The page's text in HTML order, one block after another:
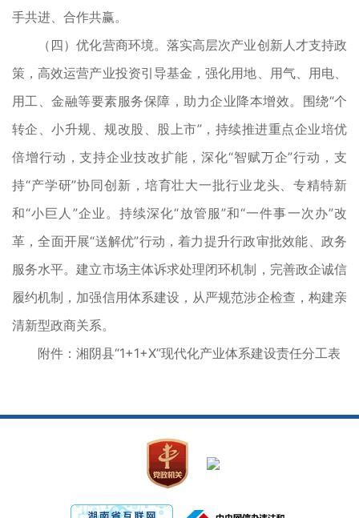
手共进、合作共赢。
（四）优化营商环境。落实高层次产业创新人才支持政
策，高效运营产业投资引导基金，强化用地、用气、用电、
用工、金融等要素服务保障，助力企业降本增效。围绕“个
转企、小升规、规改股、股上市”，持续推进重点企业培优
倍增行动，支持企业技改扩能，深化“智赋万企”行动，支
持“产学研”协同创新，培育壮大一批行业龙头、专精特新
和“小巨人”企业。持续深化“放管服”和“一件事一次办”改
革，全面开展“送解优”行动，着力提升行政审批效能、政务
服务水平。建立市场主体诉求处理闭环机制，完善政企诚信
履约机制，加强信用体系建设，从严规范涉企检查，构建亲
清新型政商关系。
附件：湘阴县“1+1+X”现代化产业体系建设责任分工表